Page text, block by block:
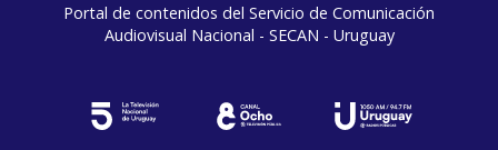
Portal de contenidos del Servicio de Comunicación
Audiovisual Nacional - SECAN - Uruguay